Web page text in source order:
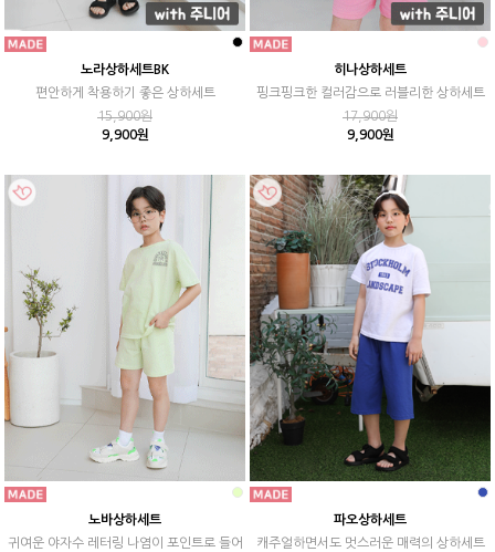
노라상하세트BK
편안하게 착용하기 좋은 상하세트
15,900원
9,900원
히나상하세트
핑크핑크한 컬러감으로 러블리한 상하세트
17,900원
9,900원
노바상하세트
귀여운 야자수 레터링 나염이 포인트로 들어
파오상하세트
캐주얼하면서도 멋스러운 매력의 상하세트